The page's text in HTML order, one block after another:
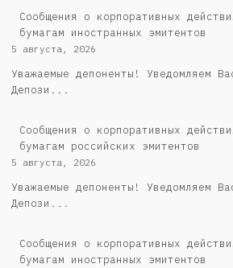
Сообщения о корпоративных
бумагам иностранных эмитентов
5 августа, 2026
Уважаемые депоненты! Уведомляем
Депози...
Cообщения о корпоративных
бумагам российских эмитентов
5 августа, 2026
Уважаемые депоненты! Уведомляем
Депози...
Сообщения о корпоративных
бумагам иностранных эмитентов